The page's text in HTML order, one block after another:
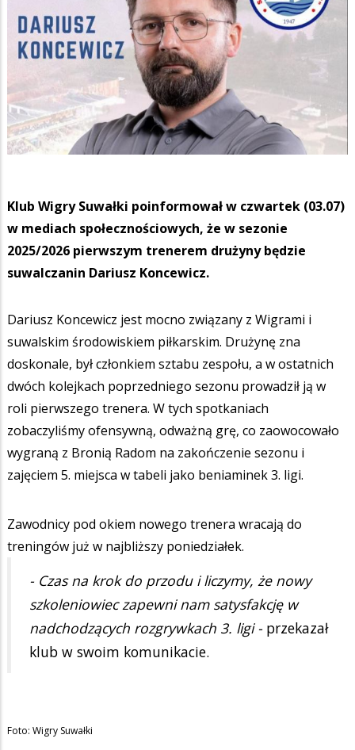
Klub Wigry Suwałki poinformował w czwartek (03.07)
w mediach społecznościowych, że w sezonie
2025/2026 pierwszym trenerem drużyny będzie
suwalczanin Dariusz Koncewicz.
Dariusz Koncewicz jest mocno związany z Wigrami i
suwalskim środowiskiem piłkarskim. Drużynę zna
doskonale, był członkiem sztabu zespołu, a w ostatnich
dwóch kolejkach poprzedniego sezonu prowadził ją w
roli pierwszego trenera. W tych spotkaniach
zobaczyliśmy ofensywną, odważną grę, co zaowocowało
wygraną z Bronią Radom na zakończenie sezonu i
zajęciem 5. miejsca w tabeli jako beniaminek 3. ligi.
Zawodnicy pod okiem nowego trenera wracają do
treningów już w najbliższy poniedziałek.
- Czas na krok do przodu i liczymy, że nowy
szkoleniowiec zapewni nam satysfakcję w
nadchodzących rozgrywkach 3. ligi - przekazał
klub w swoim komunikacie.
Foto: Wigry Suwałki